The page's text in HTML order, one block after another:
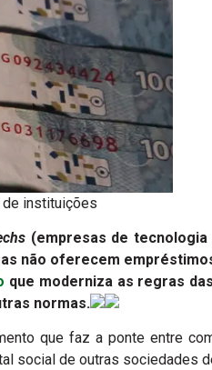
de instituições
(empresas de
não oferecem
que moderniza as regras
normas.
que faz a ponte entre
social de outras sociedades